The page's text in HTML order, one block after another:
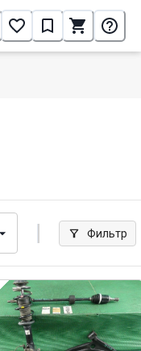
Фильтр